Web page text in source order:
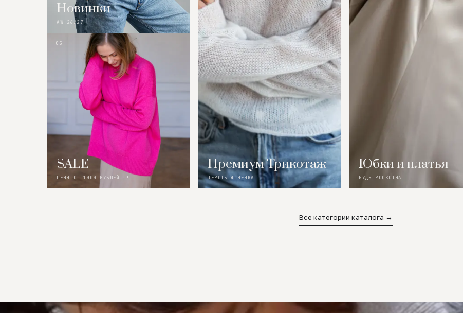
Новинки
AW 26/27
05
SALE
ЦЕНЫ ОТ 1000 РУБЛЕЙ!!!
Премиум Трикотаж
ШЕРСТЬ ЯГНЕНКА
Юбки и платья
БУДЬ РОСКОШНА
Все категории каталога →